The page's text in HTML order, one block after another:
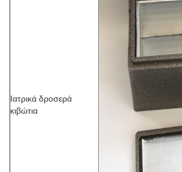
Ιατρικά δροσερά
κιβώτια